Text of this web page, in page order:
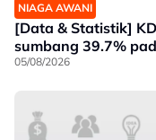
NIAGA AWANI
[Data & Statistik]
sumbang 39.7%
05/08/2026